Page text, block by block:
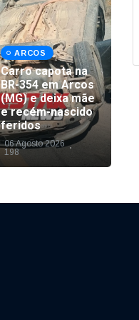
ARCOS
Carro capota na
BR-354 em Arcos
(MG) e deixa mãe
e recém-nascido
feridos
06 Agosto 2026
198